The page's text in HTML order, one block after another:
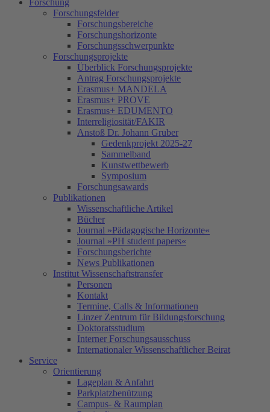
Forschung
Forschungsfelder
Forschungsbereiche
Forschungshorizonte
Forschungsschwerpunkte
Forschungsprojekte
Überblick Forschungsprojekte
Antrag Forschungsprojekte
Erasmus+ MANDELA
Erasmus+ PROVE
Erasmus+ EDUMENTO
Interreligiosität/FAKIR
Anstoß Dr. Johann Gruber
Gedenkprojekt 2025-27
Sammelband
Kunstwettbewerb
Symposium
Forschungsawards
Publikationen
Wissenschaftliche Artikel
Bücher
Journal »Pädagogische Horizonte«
Journal »PH student papers«
Forschungsberichte
News Publikationen
Institut Wissenschaftstransfer
Personen
Kontakt
Termine, Calls & Informationen
Linzer Zentrum für Bildungsforschung
Doktoratsstudium
Interner Forschungsausschuss
Internationaler Wissenschaftlicher Beirat
Service
Orientierung
Lageplan & Anfahrt
Parkplatzbenützung
Campus- & Raumplan